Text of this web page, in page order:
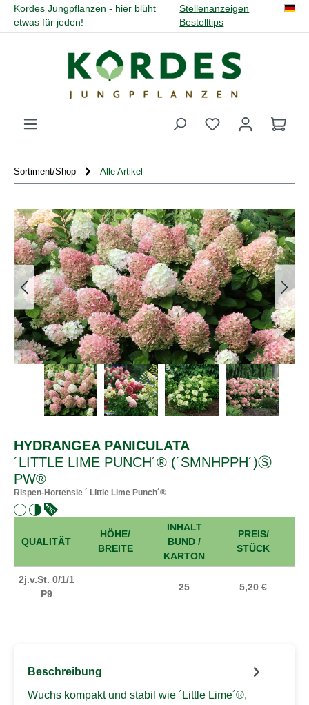
springen
Kordes Jungpflanzen - hier blüht
etwas für jeden!
Stellenanzeigen
Bestelltips
Du hast 0
Sortiment/Shop Alle Artikel
Bildergalerie überspringen
HYDRANGEA PANICULATA
´LITTLE LIME PUNCH´® (´SMNHPPH´)Ⓢ
PW®
Rispen-Hortensie ´ Little Lime Punch´®
QUALITÄT
HÖHE/
BREITE
INHALT
BUND /
KARTON
PREIS/
STÜCK
2j.v.St. 0/1/1
P9
25 5,20 €
Beschreibung
Wuchs kompakt und stabil wie ´Little Lime´®,